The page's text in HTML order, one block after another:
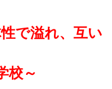
で溢れ、互い
校～